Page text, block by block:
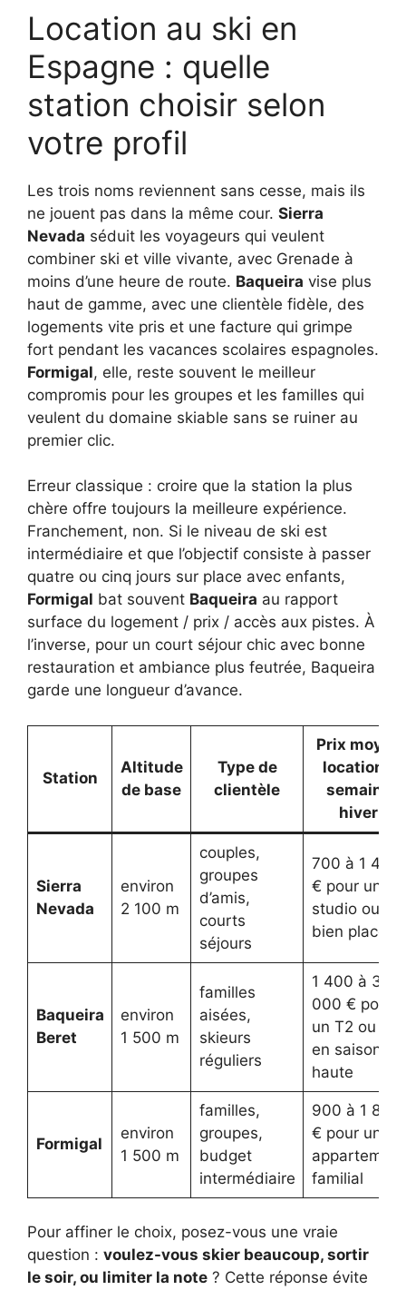
Location au ski en
Espagne : quelle
station choisir selon
votre profil
Les trois noms reviennent sans cesse, mais ils
ne jouent pas dans la même cour. Sierra
Nevada séduit les voyageurs qui veulent
combiner ski et ville vivante, avec Grenade à
moins d’une heure de route. Baqueira vise plus
haut de gamme, avec une clientèle fidèle, des
logements vite pris et une facture qui grimpe
fort pendant les vacances scolaires espagnoles.
Formigal, elle, reste souvent le meilleur
compromis pour les groupes et les familles qui
veulent du domaine skiable sans se ruiner au
premier clic.
Erreur classique : croire que la station la plus
chère offre toujours la meilleure expérience.
Franchement, non. Si le niveau de ski est
intermédiaire et que l’objectif consiste à passer
quatre ou cinq jours sur place avec enfants,
Formigal bat souvent Baqueira au rapport
surface du logement / prix / accès aux pistes. À
l’inverse, pour un court séjour chic avec bonne
restauration et ambiance plus feutrée, Baqueira
garde une longueur d’avance.
Station
Altitude
de base
Type de
clientèle
Prix moyen
location 1
semaine
hiver
Sierra
Nevada
environ
2 100 m
couples,
groupes
d’amis,
courts
séjours
700 à 1 400
€ pour un
studio ou T2
bien placé
Baqueira
Beret
environ
1 500 m
familles
aisées,
skieurs
réguliers
1 400 à 3
000 € pour
un T2 ou T3
en saison
haute
Formigal
environ
1 500 m
familles,
groupes,
budget
intermédiaire
900 à 1 800
€ pour un
appartement
familial
Pour affiner le choix, posez-vous une vraie
question : voulez-vous skier beaucoup, sortir
le soir, ou limiter la note ? Cette réponse évite